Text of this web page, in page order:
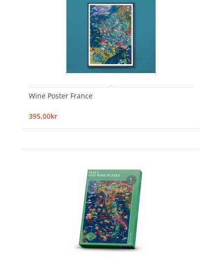
Wine Poster France
395,00kr